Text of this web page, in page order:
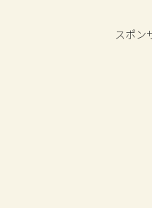
スポン